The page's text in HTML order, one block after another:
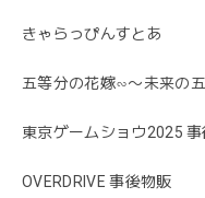
きゃらっぴんすとあ
五等分の花嫁∽〜未来の
東京ゲームショウ2025
OVERDRIVE 事後物販